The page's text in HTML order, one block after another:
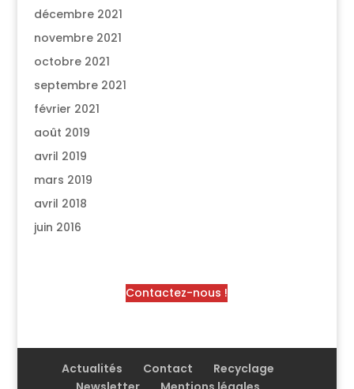
décembre 2021
novembre 2021
octobre 2021
septembre 2021
février 2021
août 2019
avril 2019
mars 2019
avril 2018
juin 2016
Contactez-nous !
Actualités Contact
Recyclage